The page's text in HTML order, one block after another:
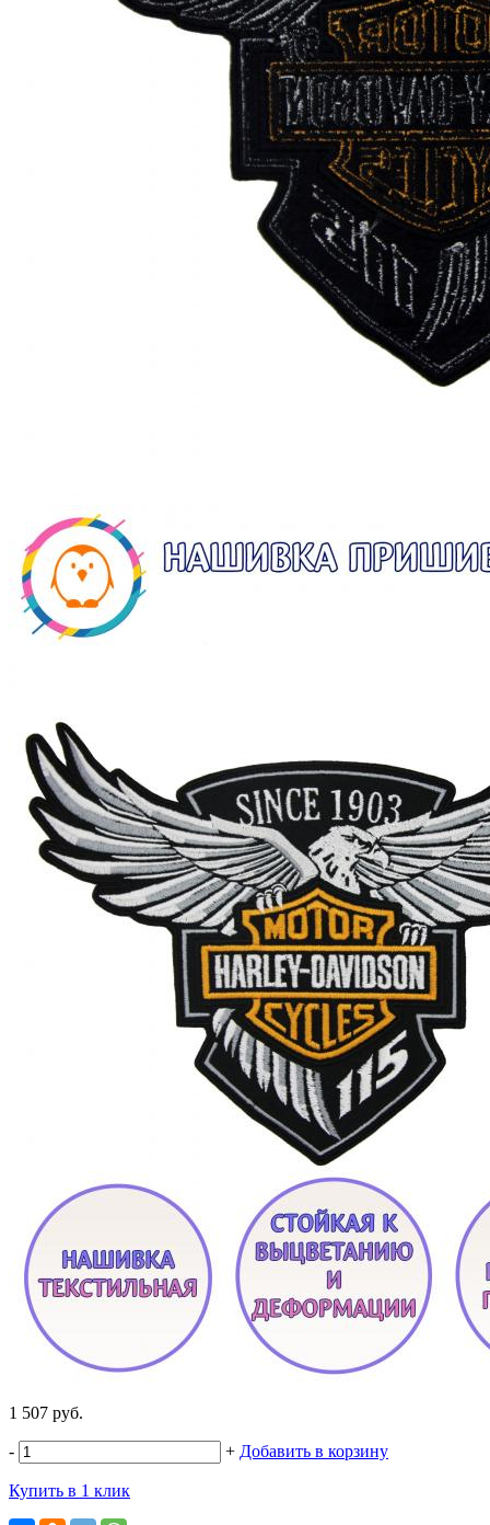
1 507 руб.
- + Добавить в корзину
Купить в 1 клик